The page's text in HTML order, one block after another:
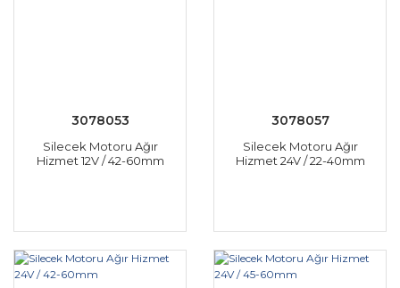
3078053
Silecek Motoru Ağır
Hizmet 12V / 42-60mm
3078057
Silecek Motoru Ağır
Hizmet 24V / 22-40mm